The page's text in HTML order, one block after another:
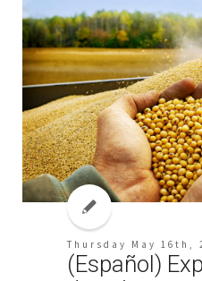
Thursday May 16th,
(Español)